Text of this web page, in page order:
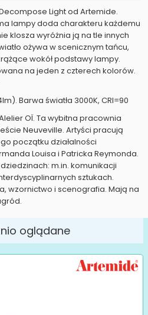
Light od Artemide.
lampy doda charakteru każdemu
klosza wyróżnia ją na tle innych
ożywa w scenicznym tańcu,
wokół podstawy lampy.
na jeden z czterech kolorów.
Barwa światła 3000K, CRI=90
OÏ. Ta wybitna pracownia
Neuveville. Artyści pracują
początku działalności
Louisa i Patricka Reymonda.
m.in. komunikacji
sztukach.
wzornictwo i scenografia. Mają na
oglądane